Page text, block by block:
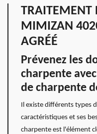
TRAITEMENT
MIMIZAN
AGRÉÉ
Prévenez les
charpente
de charpente
Il existe différents types
caractéristiques et ses
charpente est l'élément